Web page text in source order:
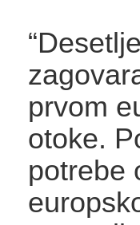
prvom
otoke.
potrebe